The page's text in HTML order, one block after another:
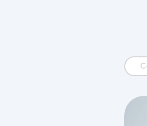
Cerca
nel